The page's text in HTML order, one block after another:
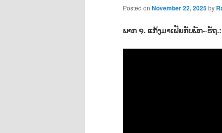
Posted on November 22, 2025by
ພາກ ໑. ແກ້ງມາເຟັຍກັບພັກ~ຣັຖ.: